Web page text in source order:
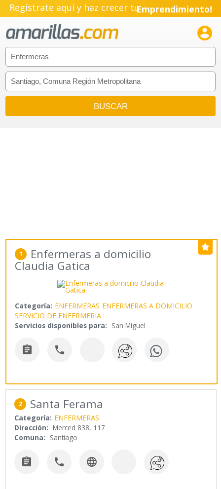
Regístrate aquí y haz crecer tuEmprendimiento!

1 Enfermeras a domicilio
Claudia Gatica
Categoría: ENFERMERAS ENFERMERAS A DOMICILIO
SERVICIO DE ENFERMERIA
Servicios disponibles para: San Miguel
 
2 Santa Ferama
Categoría: ENFERMERAS
Dirección: Merced 838, 117
Comuna: Santiago
  